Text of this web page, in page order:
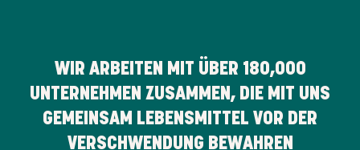
WIR ARBEITEN MIT ÜBER 180,000
UNTERNEHMEN ZUSAMMEN, DIE MIT UNS
GEMEINSAM LEBENSMITTEL VOR DER
VERSCHWENDUNG BEWAHREN